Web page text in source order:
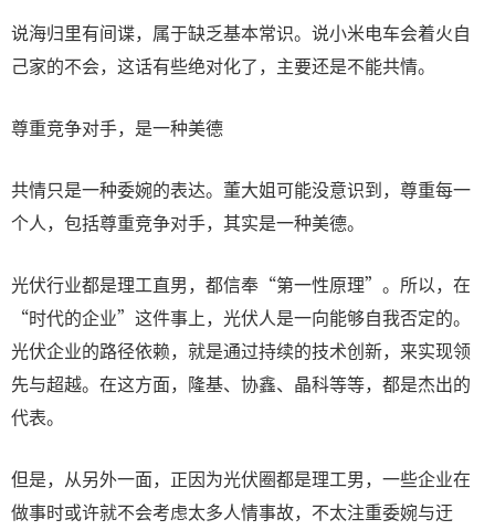
说海归里有间谍，属于缺乏基本常识。说小米电车会着火自
己家的不会，这话有些绝对化了，主要还是不能共情。
尊重竞争对手，是一种美德
共情只是一种委婉的表达。董大姐可能没意识到，尊重每一
个人，包括尊重竞争对手，其实是一种美德。
光伏行业都是理工直男，都信奉“第一性原理”。所以，在
“时代的企业”这件事上，光伏人是一向能够自我否定的。
光伏企业的路径依赖，就是通过持续的技术创新，来实现领
先与超越。在这方面，隆基、协鑫、晶科等等，都是杰出的
代表。
但是，从另外一面，正因为光伏圈都是理工男，一些企业在
做事时或许就不会考虑太多人情事故，不太注重委婉与迂